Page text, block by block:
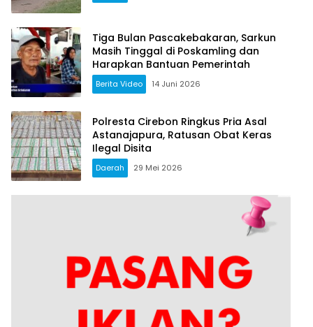
Tiga Bulan Pascakebakaran, Sarkun
Masih Tinggal di Poskamling dan
Harapkan Bantuan Pemerintah
Berita Video 14 Juni 2026
Polresta Cirebon Ringkus Pria Asal
Astanajapura, Ratusan Obat Keras
Ilegal Disita
Daerah 29 Mei 2026